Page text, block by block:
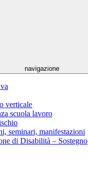
navigazione
verticale
scuola lavoro
seminari, manifestazioni
di Disabilità – Sostegno